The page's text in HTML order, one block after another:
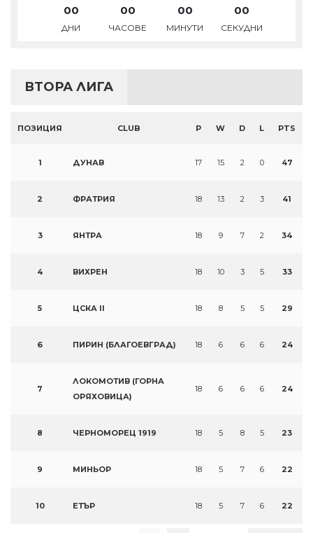
00
ДНИ
00
ЧАСОВЕ
00
МИНУТИ
00
СЕКУДНИ
ВТОРА ЛИГА
ПОЗИЦИЯ CLUB P W D L PTS
1 ДУНАВ 17 15 2 0 47
2 ФРАТРИЯ 18 13 2 3 41
3 ЯНТРА 18 9 7 2 34
4 ВИХРЕН 18 10 3 5 33
5 ЦСКА II 18 8 5 5 29
6 ПИРИН (БЛАГОЕВГРАД) 18 6 6 6 24
7
ЛОКОМОТИВ (ГОРНА
ОРЯХОВИЦА)
18 6 6 6 24
8 ЧЕРНОМОРЕЦ 1919 18 5 8 5 23
9 МИНЬОР 18 5 7 6 22
10 ЕТЪР 18 5 7 6 22